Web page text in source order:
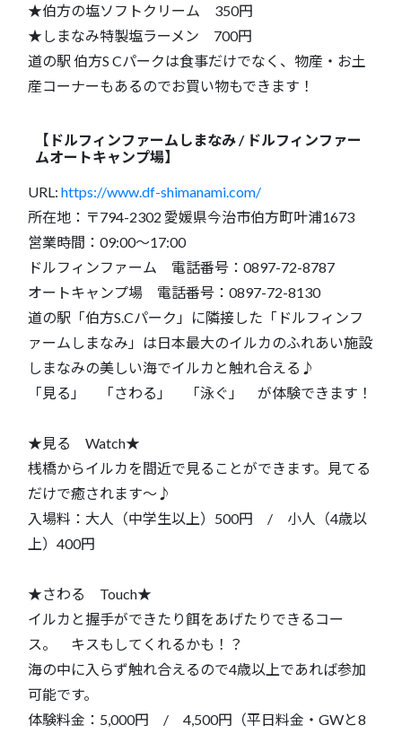
★伯方の塩ソフトクリーム 350円
★しまなみ特製塩ラーメン 700円
道の駅 伯方S Cパークは食事だけでなく、物産・お土
産コーナーもあるのでお買い物もできます！
【ドルフィンファームしまなみ / ドルフィンファー
ムオートキャンプ場】
URL: https://www.df-shimanami.com/
所在地：〒794-2302 愛媛県今治市伯方町叶浦1673
営業時間：09:00～17:00
ドルフィンファーム 電話番号：0897-72-8787
オートキャンプ場 電話番号：0897-72-8130
道の駅「伯方S.Cパーク」に隣接した「ドルフィンフ
ァームしまなみ」は日本最大のイルカのふれあい施設
しまなみの美しい海でイルカと触れ合える♪
「見る」 「さわる」 「泳ぐ」 が体験できます！
★見る Watch★
桟橋からイルカを間近で見ることができます。見てる
だけで癒されます～♪
入場料：大人（中学生以上）500円 / 小人（4歳以
上）400円
★さわる Touch★
イルカと握手ができたり餌をあげたりできるコー
ス。 キスもしてくれるかも！？
海の中に入らず触れ合えるので4歳以上であれば参加
可能です。
体験料金：5,000円 / 4,500円（平日料金・GWと8